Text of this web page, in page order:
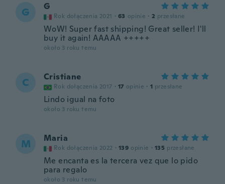
G G
Rok dołączenia 2021 · 63 opinie · 2 przesłane
WoW! Super fast shipping! Great seller! I'll
buy it again! AAAAA +++++
około 3 roku temu
C Cristiane
Rok dołączenia 2017 · 17 opinie · 1 przesłane
Lindo igual na foto
około 3 roku temu
M Maria
Rok dołączenia 2022 · 139 opinie · 135 przesłane
Me encanta es la tercera vez que lo pido
para regalo
około 3 roku temu